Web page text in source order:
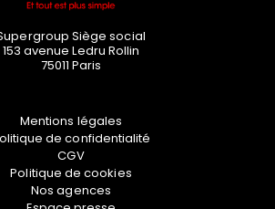
Siège social
153 avenue Ledru Rollin
75011 Paris
Mentions légales
de confidentialité
CGV
Politique de cookies
Nos agences